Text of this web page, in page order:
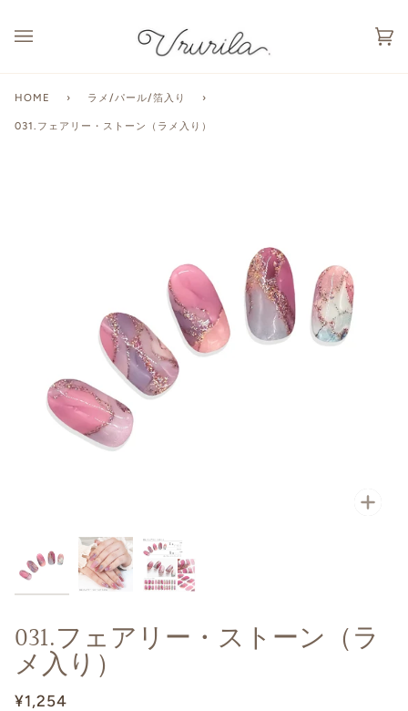
HOME › ラメ/パール/箔入り ›
031.フェアリー・ストーン（ラメ入り）
031.フェアリー・ストーン（ラ
メ入り）
¥1,254